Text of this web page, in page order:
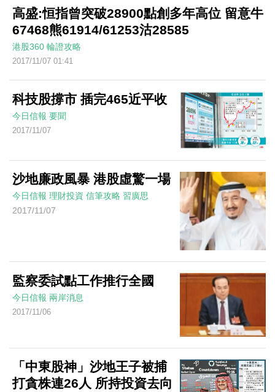
高盛:恒指曾突破28900點創多年高位 留意牛
67468熊61914/61253沽28585
港股360 輪證攻略
2017/11/07 01:41
科技股撐市 插完465近平收
今日信報 要聞
2017/11/07
沙地廉政風暴 港股虛驚一場
今日信報 理財投資 信筆攻略 習廣思
2017/11/07
監察委試點工作推行全國
今日信報 兩岸消息
2017/11/06
「中東股神」沙地王子被捕
打貪株連26人 所持投資去向